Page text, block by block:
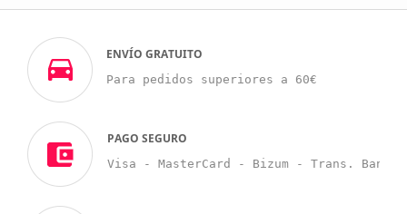
ENVÍO GRATUITO
Para pedidos superiores a 60€
PAGO SEGURO
Visa - MasterCard - Bizum - Trans.